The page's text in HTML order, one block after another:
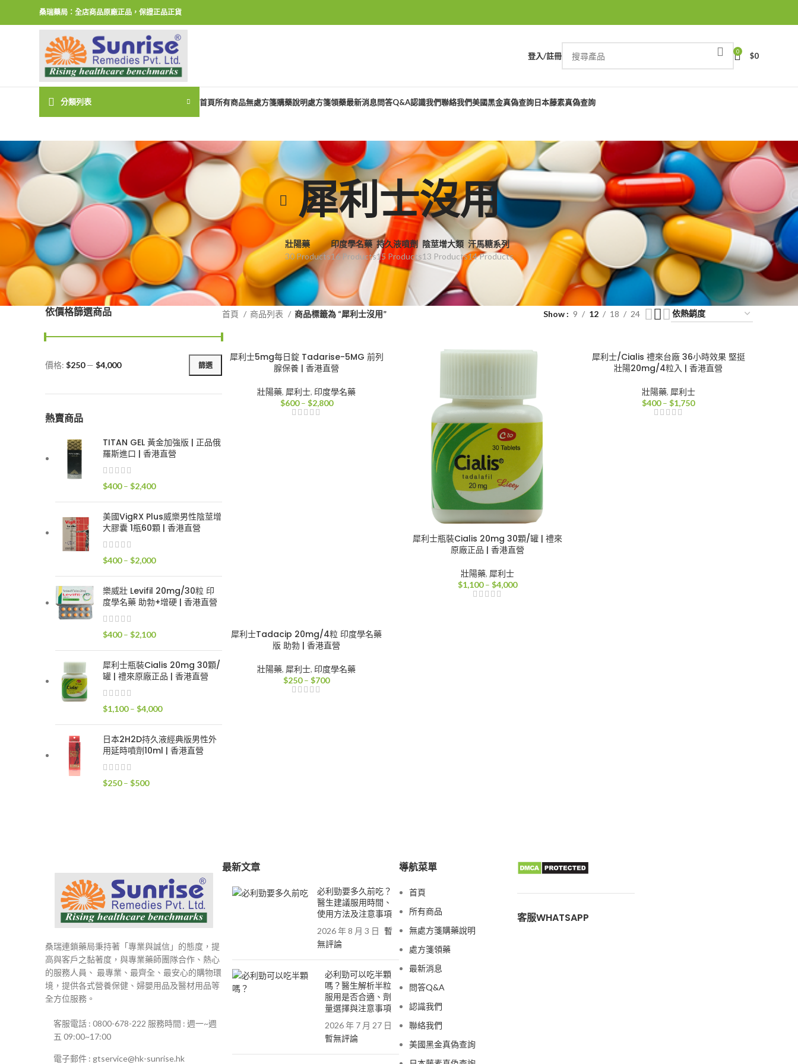
桑瑞藥局：全店商品原廠正品，保證正品正貨
登入/註冊 0 $0
分類列表 首頁所有商品無處方箋購藥說明處方箋領藥最新消息問答Q&A認識我們聯絡我們美國黑金真偽查詢日本藤素真偽查詢
犀利士沒用
壯陽藥
30 Products
印度學名藥
16 Products
持久液噴劑
15 Products
陰莖增大類
13 Products
汗馬糖系列
14 Products
依價格篩選商品
最
價
最
價
篩選
價格: $250— $4,000
熱賣商品
TITAN GEL 黃金加強版 | 正品俄
羅斯進口 | 香港直營
$400 – $2,400價
圍：
$2,400
美國VigRX Plus威樂男性陰莖增
大膠囊 1瓶60顆 | 香港直營
$400 – $2,000價
範
圍：
$2,000
樂威壯 Levifil 20mg/30粒 印
度學名藥 助勃+增硬 | 香港直營
$400 – $2,100價
範
圍：
$2,100
犀利士瓶裝Cialis 20mg 30顆/
罐 | 禮來原廠正品 | 香港直營
$1,100 – $4,000價
範
圍：
日本2H2D持久液經典版男性外
用延時噴劑10ml | 香港直營
$250 – $500價
首頁 商品列表 商品標籤為 “犀利士沒用” Show 9 12 18 24
犀利士5mg每日錠 Tadarise-5MG 前列
腺保養 | 香港直營
壯陽藥, 犀利士, 印度學名藥
$600 – $2,800價
犀利士瓶裝Cialis 20mg 30顆/罐 | 禮來
原廠正品 | 香港直營
壯陽藥, 犀利士
$1,100 – $4,000價
犀利士/Cialis 禮來台廠 36小時效果 堅挺
壯陽20mg/4粒入 | 香港直營
壯陽藥, 犀利士
$400 – $1,750價
犀利士Tadacip 20mg/4粒 印度學名藥
版 助勃 | 香港直營
壯陽藥, 犀利士, 印度學名藥
$250 – $700價
桑瑞連鎖藥局秉持著「專業與誠信」的態度，提
高與客戶之黏著度，與專業藥師團隊合作、熱心
的服務人員、 最專業、最齊全、最安心的購物環
境，提供各式營養保健、婦嬰用品及醫材用品等
全方位服務。
客服電話 : 0800-678-222 服務時間 : 週一~週
五 09:00~17:00
電子郵件 : gtservice@hk-sunrise.hk
最新文章
必利勁要多久前吃？
醫生建議服用時間、
使用方法及注意事項
2026 年 8 月 3 日 暫
無評論
必利勁可以吃半顆
嗎？醫生解析半粒
服用是否合適、劑
量選擇與注意事項
2026 年 7 月 27 日
暫無評論
導航菜單
首頁
所有商品
無處方箋購藥說明
處方箋領藥
最新消息
問答Q&A
認識我們
聯絡我們
美國黑金真偽查詢
客服WHATSAPP